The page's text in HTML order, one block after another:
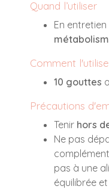
Quand l’utiliser
En
Comment
10 gouttes
Précautions
Tenir hors
Ne pas
pas à une
équilibrée